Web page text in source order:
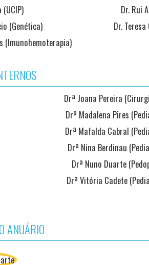
(Genética)
(Imunohemoterapia)
Dr. Rui
Dr.
Drª Joana Pereira
Drª Madalena Pires
Drª Mafalda Cabral
Drª Nina Berdinau
Drª Nuno Duarte
Drª Vitória Cadete
ANUÁRIO